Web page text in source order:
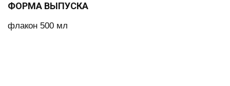
ФОРМА ВЫПУСКА
флакон 500 мл